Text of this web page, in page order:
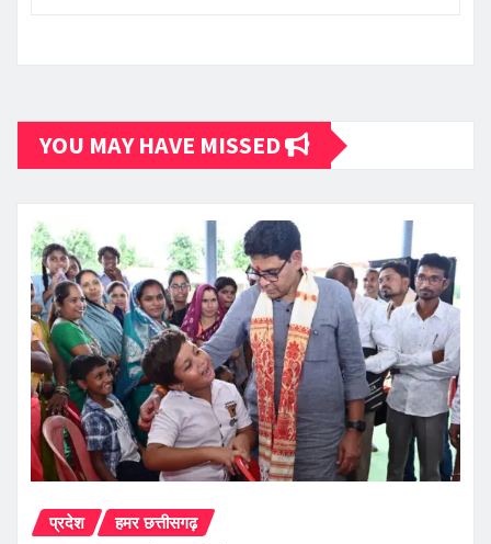
YOU MAY HAVE MISSED
प्रदेश हमर छत्तीसगढ़